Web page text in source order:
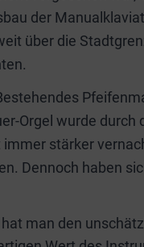
der
über die
Orgel wurde durch
stärker
Dennoch haben
man den